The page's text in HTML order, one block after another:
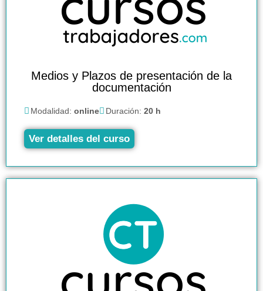
Medios y Plazos de presentación de la
documentación
Modalidad: online Duración: 20 h
Ver detalles del curso